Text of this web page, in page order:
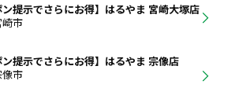
ン提示でさらにお得】はるやま 宮崎大塚店
市
ン提示でさらにお得】はるやま 宗像店
市